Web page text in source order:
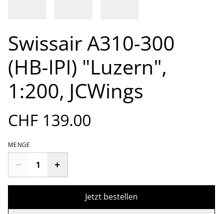
Swissair A310-300
(HB-IPI) "Luzern",
1:200, JCWings
CHF 139.00
MENGE
Jetzt bestellen